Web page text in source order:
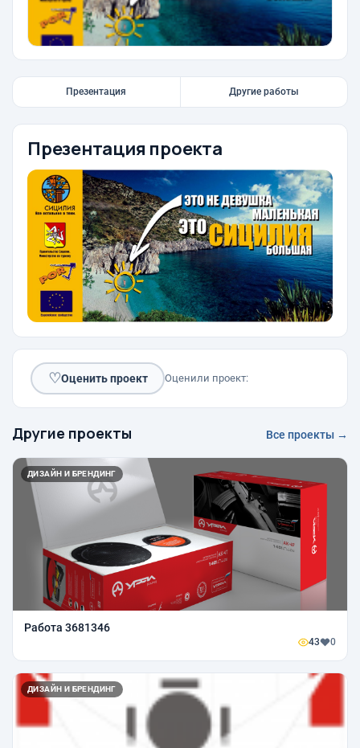
Презентация Другие работы
Презентация проекта
♡Оценить проект Оценили проект:
Другие проекты Все проекты →
ДИЗАЙН И БРЕНДИНГ
Работа 3681346
43 0
ДИЗАЙН И БРЕНДИНГ